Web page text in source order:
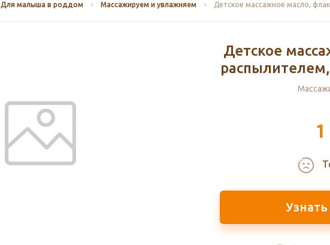
Для малыша в роддом Массажируем и увлажняем Детское массажное масло,
Детское